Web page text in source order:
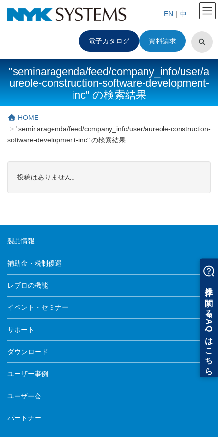
EN ｜ 中
電子カタログ 資料請求
"seminaragenda/feed/company_info/user/a
ureole-construction-software-development-
inc" の検索結果
HOME
"seminaragenda/feed/company_info/user/aureole-construction-
software-development-inc" の検索結果
投稿はありません。
製品情報
補助金・税制優遇
レブロの機能
イベント・セミナー
サポート
ダウンロード
ユーザー事例
ユーザー会
パートナー